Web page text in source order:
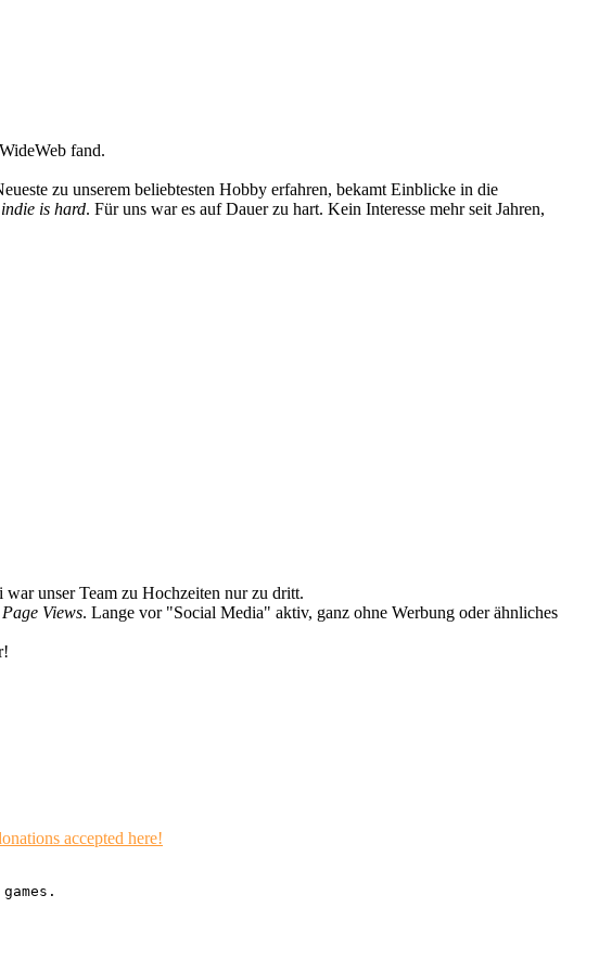
fand.
zu unserem beliebtesten Hobby erfahren, bekamt Einblicke in die
is hard. Für uns war es auf Dauer zu hart. Kein Interesse mehr seit Jahren,
unser Team zu Hochzeiten nur zu dritt.
Page Views. Lange vor "Social Media" aktiv, ganz ohne Werbung oder ähnliches